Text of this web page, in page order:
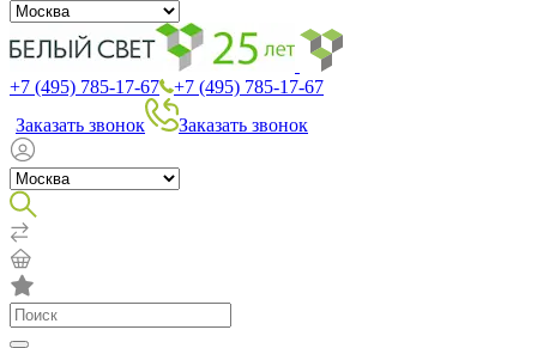
+7 (495) 785-17-67
+7 (495) 785-17-67
Заказать звонок
Заказать звонок